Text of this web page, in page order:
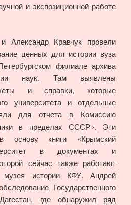
и экспозиционной работе
Александр Кравчук провели
ценных для истории вуза
филиале архива
наук. Там выявлены
и справки, которые
университета и отдельные
для отчета в Комиссию
в пределах СССР». Эти
основу книги «Крымский
в документах и
сейчас также работают
музея истории КФУ. Андрей
Государственного
где обнаружил ряд